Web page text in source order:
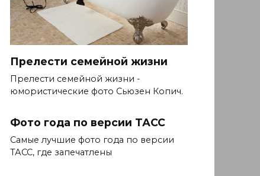
Прелести семейной жизни
Прелести семейной жизни -
юмористические фото Сьюзен Копич.
Фото года по версии ТАСС
Самые лучшие фото года по версии
ТАСС, где запечатлены